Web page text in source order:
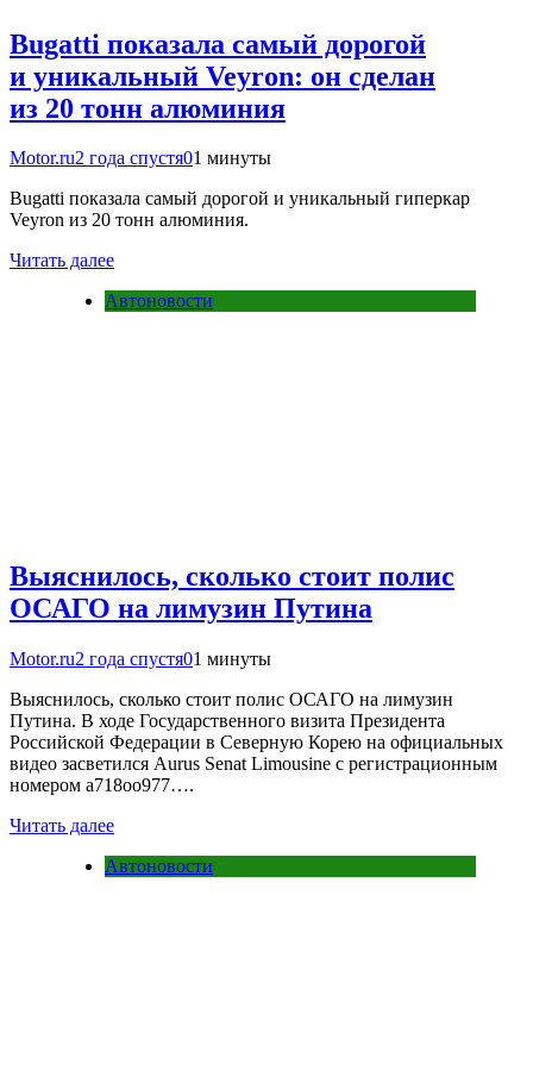
Bugatti показала самый дорогой
и уникальный Veyron: он сделан
из 20 тонн алюминия
Motor.ru2 года спустя01 минуты
Bugatti показала самый дорогой и уникальный гиперкар
Veyron из 20 тонн алюминия.
Читать далее
Автоновости
Выяснилось, сколько стоит полис
ОСАГО на лимузин Путина
Motor.ru2 года спустя01 минуты
Выяснилось, сколько стоит полис ОСАГО на лимузин
Путина. В ходе Государственного визита Президента
Российской Федерации в Северную Корею на официальных
видео засветился Aurus Senat Limousine с регистрационным
номером а718оо977….
Читать далее
Автоновости